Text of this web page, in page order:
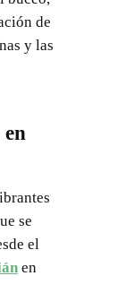
de
y las
se
el
en